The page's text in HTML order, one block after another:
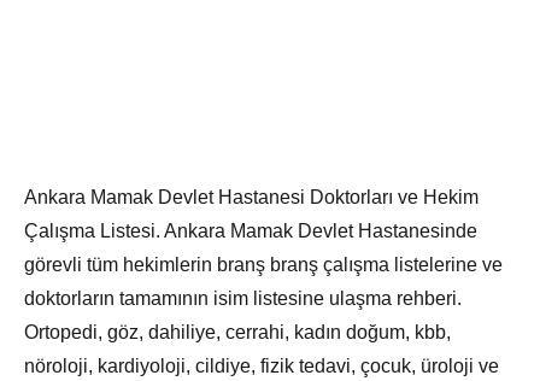
Ankara Mamak Devlet Hastanesi Doktorları ve Hekim
Çalışma Listesi. Ankara Mamak Devlet Hastanesinde
görevli tüm hekimlerin branş branş çalışma listelerine ve
doktorların tamamının isim listesine ulaşma rehberi.
Ortopedi, göz, dahiliye, cerrahi, kadın doğum, kbb,
nöroloji, kardiyoloji, cildiye, fizik tedavi, çocuk, üroloji ve